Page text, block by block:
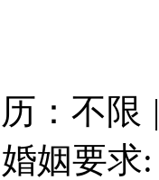
：不限
婚姻要求